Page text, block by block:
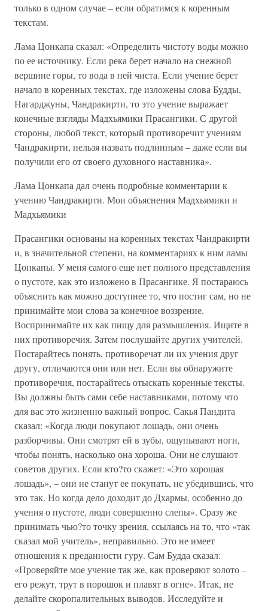
только в одном случае – если обратимся к коренным
текстам.
Лама Цонкапа сказал: «Определить чистоту воды можно
по ее источнику. Если река берет начало на снежной
вершине горы, то вода в ней чиста. Если учение берет
начало в коренных текстах, где изложены слова Будды,
Нагарджуны, Чандракирти, то это учение выражает
конечные взгляды Мадхьямики Прасангики. С другой
стороны, любой текст, который противоречит учениям
Чандракирти, нельзя назвать подлинным – даже если вы
получили его от своего духовного наставника».
Лама Цонкапа дал очень подробные комментарии к
учению Чандракирти. Мои объяснения Мадхьямики и
Мадхьямики
Прасангики основаны на коренных текстах Чандракирти
и, в значительной степени, на комментариях к ним ламы
Цонкапы. У меня самого еще нет полного представления
о пустоте, как это изложено в Прасангике. Я постараюсь
объяснить как можно доступнее то, что постиг сам, но не
принимайте мои слова за конечное воззрение.
Воспринимайте их как пищу для размышления. Ищите в
них противоречия. Затем послушайте других учителей.
Постарайтесь понять, противоречат ли их учения друг
другу, отличаются они или нет. Если вы обнаружите
противоречия, постарайтесь отыскать коренные тексты.
Вы должны быть сами себе наставниками, потому что
для вас это жизненно важный вопрос. Сакья Пандита
сказал: «Когда люди покупают лошадь, они очень
разборчивы. Они смотрят ей в зубы, ощупывают ноги,
чтобы понять, насколько она хороша. Они не слушают
советов других. Если кто?то скажет: «Это хорошая
лошадь», – они не станут ее покупать, не убедившись, что
это так. Но когда дело доходит до Дхармы, особенно до
учения о пустоте, люди совершенно слепы». Сразу же
принимать чью?то точку зрения, ссылаясь на то, что «так
сказал мой учитель», неправильно. Это не имеет
отношения к преданности гуру. Сам Будда сказал:
«Проверяйте мое учение так же, как проверяют золото –
его режут, трут в порошок и плавят в огне». Итак, не
делайте скоропалительных выводов. Исследуйте и